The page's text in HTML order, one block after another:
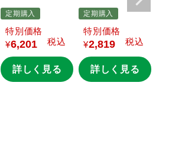
ニ油」９０ｇ鮮
度キープボトル×4
本＋「JOYL
さじの
旬CREAFARM」
９２ｇ瓶×1本
定期購入
価格
¥6,201 税込
詳しく見る
ニ油」９０ｇ鮮
度キープボトル×4
本＋
「AJINOMOTOブ
ランドさらさら
キャノーラ
油」７００ｇス
定期購入
価格
¥2,819 税込
詳しく見る